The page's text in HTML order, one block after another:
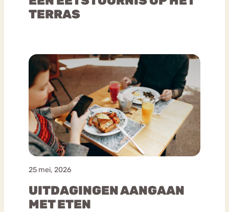
TERRAS
25 mei, 2026
UITDAGINGEN AANGAAN
MET ETEN